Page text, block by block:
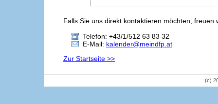
Falls Sie uns direkt kontaktieren möchten,
Telefon: +43/1/512 63 83 32
E-Mail: kalender@meindfp.at
Zur Startseite >>
(c)